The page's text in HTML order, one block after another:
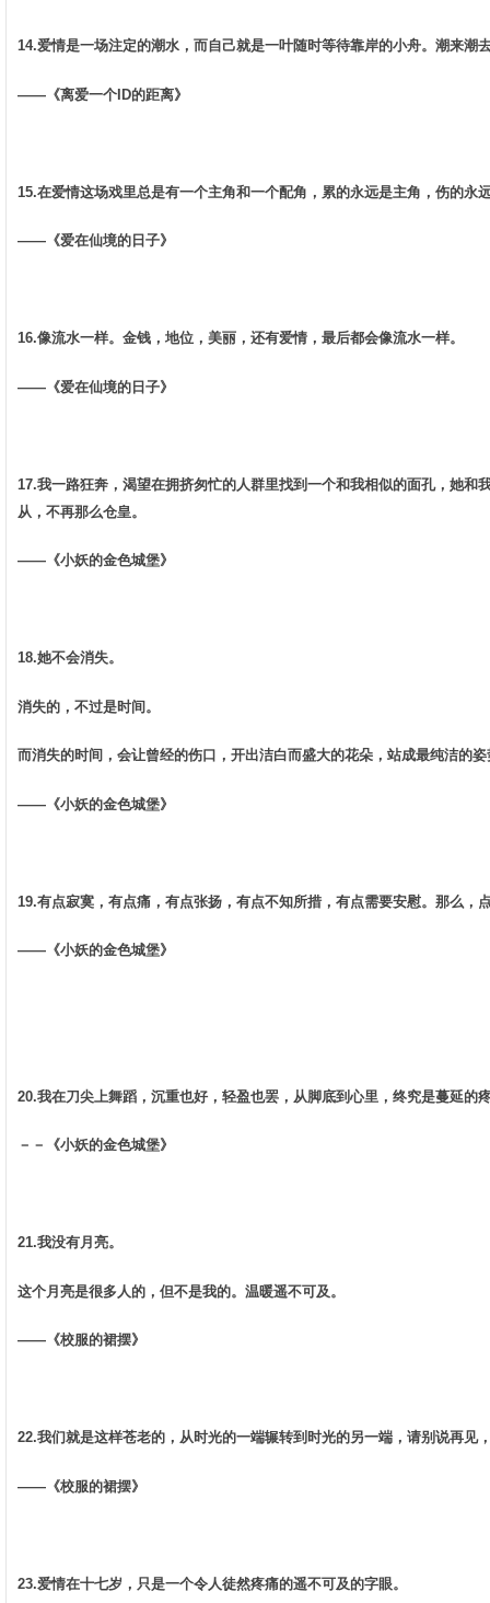
14.爱情是一场注定的潮水，而自己就是一叶随时等待靠岸的小舟。潮来潮
——《离爱一个ID的距离》 ­
15.在爱情这场戏里总是有一个主角和一个配角，累的永远是主角，伤的永
——《爱在仙境的日子》 ­
16.像流水一样。金钱，地位，美丽，还有爱情，最后都会像流水一样。 ­
——《爱在仙境的日子》 ­
17.我一路狂奔，渴望在拥挤匆忙的人群里找到一个和我相似的面孔，她
从，不再那么仓皇。 ­
——《小妖的金色城堡》 ­
18.她不会消失。 ­
消失的，不过是时间。 ­
而消失的时间，会让曾经的伤口，开出洁白而盛大的花朵，站成最纯洁的
——《小妖的金色城堡》 ­
19.有点寂寞，有点痛，有点张扬，有点不知所措，有点需要安慰。那么，
——《小妖的金色城堡》
20.我在刀尖上舞蹈，沉重也好，轻盈也罢，从脚底到心里，终究是蔓延的
－－《小妖的金色城堡》 ­
21.我没有月亮。 ­
这个月亮是很多人的，但不是我的。温暖遥不可及。 ­
——《校服的裙摆》 ­
22.我们就是这样苍老的，从时光的一端辗转到时光的另一端，请别说再见
——《校服的裙摆》 ­
23.爱情在十七岁，只是一个令人徒然疼痛的遥不可及的字眼。 ­